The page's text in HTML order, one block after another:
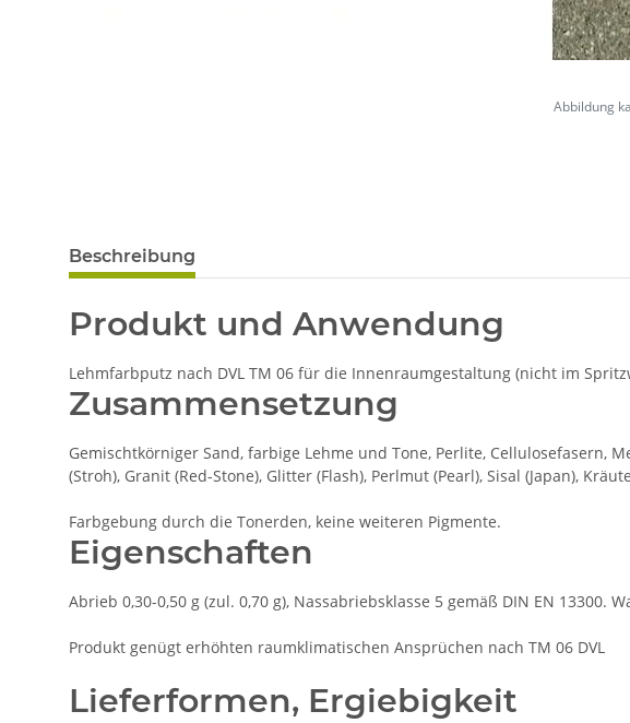
Abbildung
Beschreibung
Produkt und Anwendung
Lehmfarbputz nach DVL TM 06 für die Innenraumgestaltung (nicht im
Zusammensetzung
Gemischtkörniger Sand, farbige Lehme und Tone, Perlite, Cellulosefasern,
(Stroh), Granit (Red-Stone), Glitter (Flash), Perlmut (Pearl), Sisal (Japan),
Farbgebung durch die Tonerden, keine weiteren Pigmente.
Eigenschaften
Abrieb 0,30-0,50 g (zul. 0,70 g), Nassabriebsklasse 5 gemäß DIN EN 13300.
Produkt genügt erhöhten raumklimatischen Ansprüchen nach TM 06 DVL
Lieferformen, Ergiebigkeit